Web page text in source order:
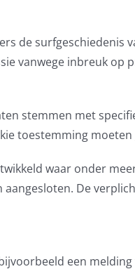
de surfgeschiedenis
vanwege inbreuk op
stemmen met
toestemming moeten
waar onder
aangesloten. De
een